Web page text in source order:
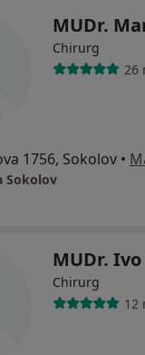
MUDr.
Chirurg
26
1756, Sokolov •
Sokolov
MUDr.
Chirurg
12